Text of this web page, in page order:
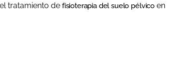
tratamiento de fisioterapia del suelo pélvico en